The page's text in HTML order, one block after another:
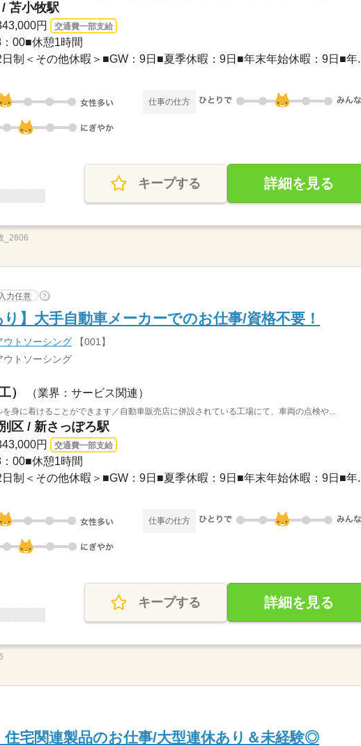
苫小牧駅
円 交通費一部支給
00■休憩1時間
制＜その他休暇＞■GW：9日■夏季休暇：9日■年末年始休暇：9日■年
仕事の仕方
キープする 詳細を見る
_2606
力任意 ?
り】大手自動車メーカーでのお仕事/資格不要！
ウトソーシング 【001】
ウトソーシング
） （業界：サービス関連）
身に着けることができます／自動車販売店に併設されている工場にて、車両の点検や...
区 / 新さっぽろ駅
円 交通費一部支給
00■休憩1時間
制＜その他休暇＞■GW：9日■夏季休暇：9日■年末年始休暇：9日■年
仕事の仕方
キープする 詳細を見る
住宅関連製品のお仕事/大型連休あり＆未経験◎